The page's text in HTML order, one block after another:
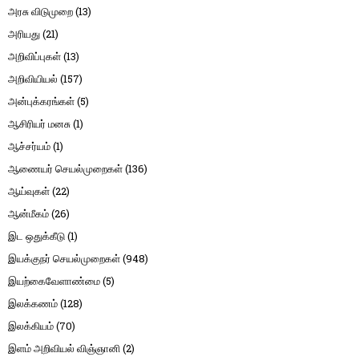
அரசு விடுமுறை(13)
அரியது(21)
அறிவிப்புகள்(13)
அறிவியியல் (157)
அன்புக்கரங்கள்(5)
ஆசிரியர் மனசு(1)
ஆச்சர்யம்(1)
ஆணையர் செயல்முறைகள்(136)
ஆய்வுகள்(22)
ஆன்மீகம்(26)
இட ஒதுக்கீடு(1)
இயக்குநர் செயல்முறைகள்(948)
இயற்கைவேளாண்மை(5)
இலக்கணம்(128)
இலக்கியம்(70)
இளம் அறிவியல் விஞ்ஞானி(2)